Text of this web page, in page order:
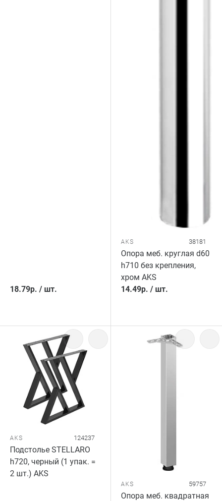
18.79р. / шт.
AKS 38181
Опора меб. круглая d60
h710 без крепления,
хром AKS
14.49р. / шт.
AKS 124237
Подстолье STELLARO
h720, черный (1 упак. =
2 шт.) AKS
AKS 59757
Опора меб. квадратная